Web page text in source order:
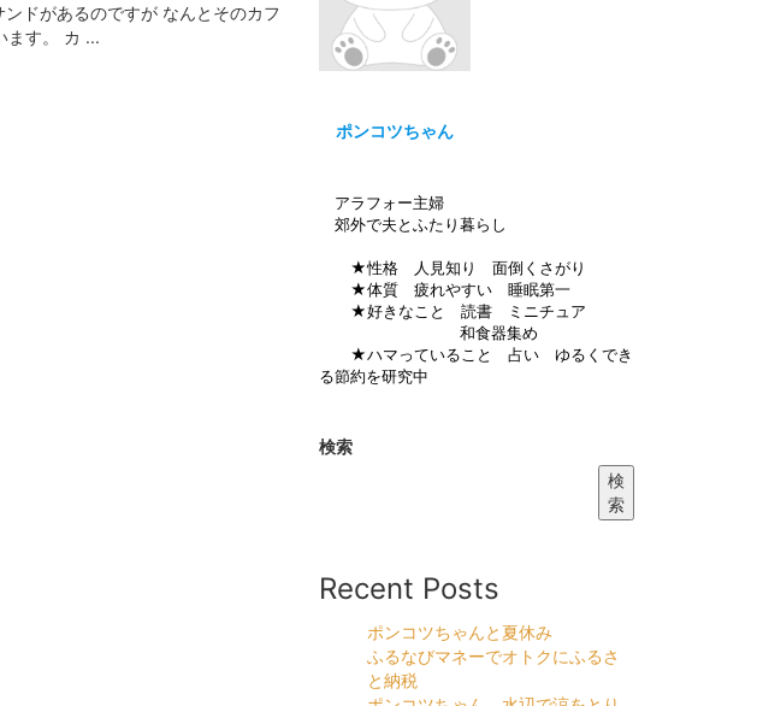
ドがあるのですが なんとそのカフ
ます。 カ ...
ポンコツちゃん
アラフォー主婦
郊外で夫とふたり暮らし
★性格 人見知り 面倒くさがり
★体質 疲れやすい 睡眠第一
★好きなこと 読書 ミニチュア
和食器集め
★ハマっていること 占い ゆるくでき
る節約を研究中
検索
検
索
Recent Posts
ポンコツちゃんと夏休み
ふるなびマネーでオトクにふるさ
と納税